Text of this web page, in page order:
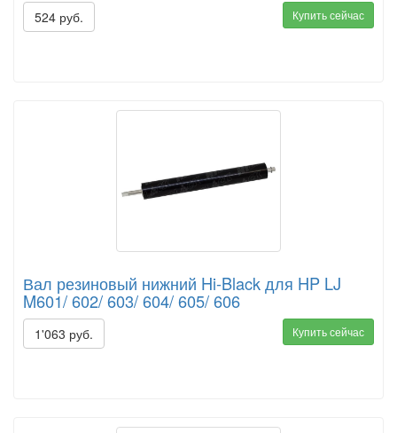
524 руб. Купить сейчас
Вал резиновый нижний Hi-Black для HP LJ
M601/ 602/ 603/ 604/ 605/ 606
1'063 руб. Купить сейчас